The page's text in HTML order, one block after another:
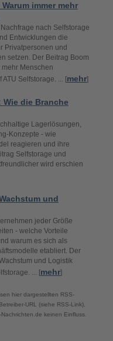
immer mehr
nach Selfstorage
Entwicklungen die
Privatpersonen und
setzen. Der Beitrag Boom
Menschen
Selfstorage. ... [mehr]
die Branche
Lagerlösungen,
Konzepte - wie
reagieren und ihre
Selfstorage und
wird erschien
und
jeder Größe
- welche Vorteile
warum es sich als
etabliert. Der
und Logistik
... [mehr]
hier dargestellten RSS-
URL (siehe RSS-Link).
keinen Einfluss.